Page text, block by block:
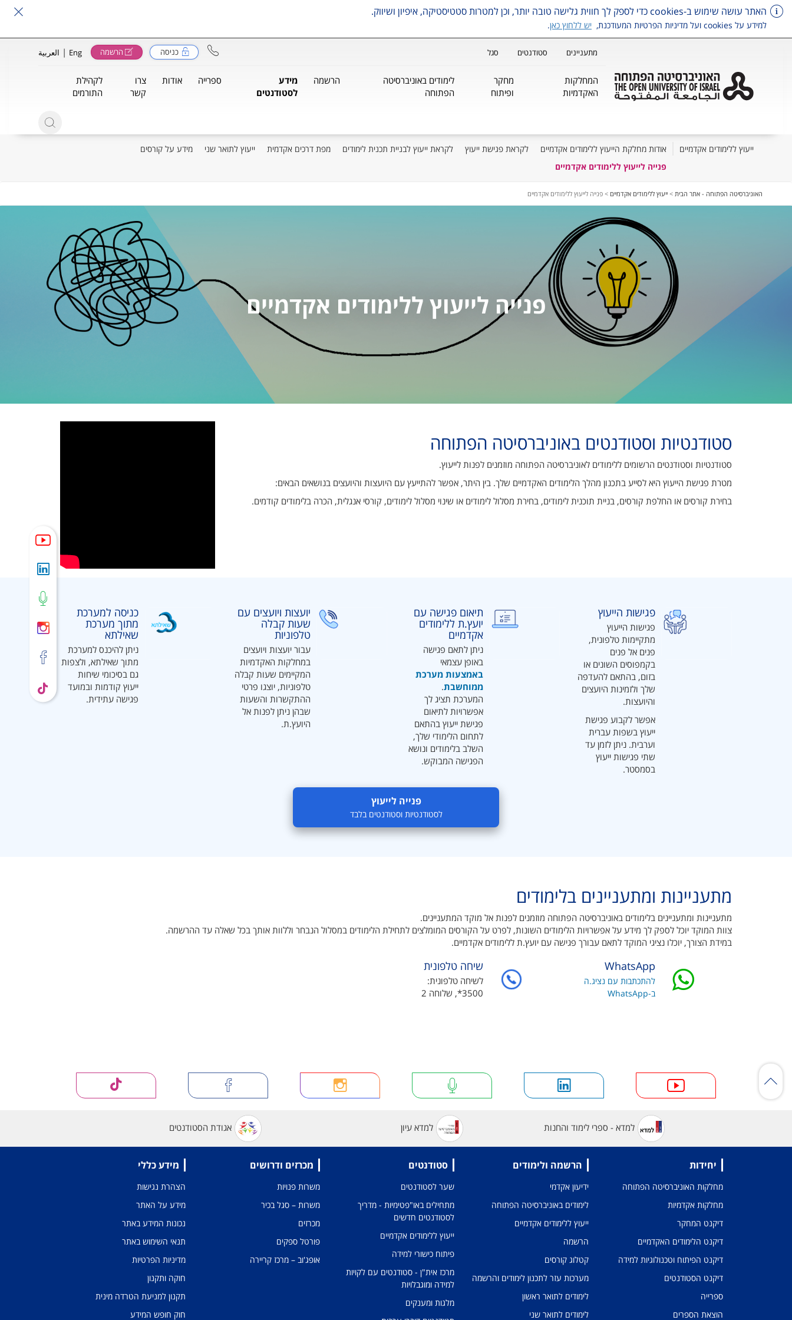
האתר עושה שימוש ב-cookies כדי לספק לך חווית גלישה טובה יותר, וכן למטרות סטטיסטיקה, איפיון ושיווק.
למידע על cookies ועל מדיניות הפרטיות המעודכנת, יש ללחוץ כאן.
מתעניינים סטודנטים סגל כניסה הרשמה Eng
| العربية
המחלקות
האקדמיות
מחקר
ופיתוח
לימודים באוניברסיטה
הפתוחה
הרשמה
מידע
לסטודנטים
ספרייה אודות
צרו
קשר
לקהילת
התורמים
ייעוץ ללימודים אקדמיים אודות מחלקת הייעוץ ללימודים אקדמיים לקראת פגישת ייעוץ לקראת ייעוץ לבניית תכנית לימודים מפת דרכים אקדמית ייעוץ לתואר שני
מידע על קורסים
פנייה לייעוץ ללימודים אקדמיים
האוניברסיטה הפתוחה - אתר הבית > ייעוץ ללימודים אקדמיים > פנייה לייעוץ ללימודים אקדמיים
פנייה לייעוץ ללימודים אקדמיים
סטודנטיות וסטודנטים באוניברסיטה הפתוחה
סטודנטיות וסטודנטים הרשומים ללימודים לאוניברסיטה הפתוחה מוזמנים לפנות לייעוץ.
מטרת פגישת הייעוץ היא לסייע בתכנון מהלך הלימודים האקדמיים שלך. בין היתר, אפשר להתייעץ עם היועצות והיועצים בנושאים הבאים:
בחירת קורסים או החלפת קורסים, בניית תוכנית לימודים, בחירת מסלול לימודים או שינוי מסלול לימודים, קורסי אנגלית, הכרה בלימודים קודמים.
פגישות הייעוץ
פגישות הייעוץ
מתקיימות טלפונית,
פנים אל פנים
בקמפוסים השונים או
בזום, בהתאם להעדפה
שלך ולזמינות היועצים
והיועצות.
אפשר לקבוע פגישת
ייעוץ בשפות עברית
וערבית. ניתן לזמן עד
שתי פגישות ייעוץ
בסמסטר.
תיאום פגישה עם
יועץ.ת ללימודים
אקדמיים
ניתן לתאם פגישה
באופן עצמאי
באמצעות מערכת
ממוחשבת.
המערכת תציג לך
אפשרויות לתיאום
פגישת ייעוץ בהתאם
לתחום הלימודי שלך,
השלב בלימודים ונושא
הפגישה המבוקש.
יועצות ויועצים עם
שעות קבלה
טלפוניות
עבור יועצות ויועצים
במחלקות האקדמיות
המקיימים שעות קבלה
טלפוניות, יוצגו פרטי
ההתקשרות והשעות
שבהן ניתן לפנות אל
היועץ.ת.
כניסה למערכת
מתוך מערכת
שאילתא
ניתן להיכנס למערכת
מתוך שאילתא, ולצפות
גם בסיכומי שיחות
ייעוץ קודמות ובמועד
פגישה עתידית.
פנייה לייעוץ
לסטודנטיות וסטודנטים בלבד
מתעניינות ומתעניינים בלימודים
מתעניינות ומתעניינים בלימודים באוניברסיטה הפתוחה מוזמנים לפנות אל מוקד המתעניינים.
צוות המוקד יוכל לספק לך מידע על אפשרויות הלימודים השונות, לפרט על הקורסים המומלצים לתחילת הלימודים במסלול הנבחר וללוות אותך בכל שאלה עד ההרשמה.
במידת הצורך, יוכלו נציגי המוקד לתאם עבורך פגישה עם יועץ.ת ללימודים אקדמיים.
WhatsApp
להתכתבות עם נציג.ה
ב-WhatsApp
שיחה טלפונית
לשיחה טלפונית:
3500*, שלוחה 2
למדא - ספרי לימוד והחנות למדא עיון אגודת הסטודנטים
יחידות
מחלקות האוניברסיטה הפתוחה
מחלקות אקדמיות
דיקנט המחקר
דיקנט הלימודים האקדמיים
דיקנט הפיתוח וטכנולוגיות למידה
דיקנט הסטודנטים
ספרייה
הוצאת הספרים
הרשמה ולימודים
ידיעון אקדמי
לימודים באוניברסיטה הפתוחה
ייעוץ ללימודים אקדמיים
הרשמה
קטלוג קורסים
מערכות עזר לתכנון לימודים והרשמה
לימודים לתואר ראשון
לימודים לתואר שני
סטודנטים
שער לסטודנטים
מתחילים באו"פטימיות - מדריך
לסטודנטים חדשים
ייעוץ ללימודים אקדמיים
פיתוח כישורי למידה
מרכז אית"ן - סטודנטים עם לקויות
למידה ומוגבלויות
מלגות ומענקים
מכרזים ודרושים
משרות פנויות
משרות – סגל בכיר
מכרזים
פורטל ספקים
אופג'וב – מרכז קריירה
מידע כללי
הצהרת נגישות
מידע על האתר
נכונות המידע באתר
תנאי השימוש באתר
מדיניות הפרטיות
חוקה ותקנון
תקנון למניעת הטרדה מינית
חוק חופש המידע